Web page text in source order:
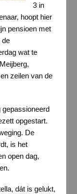
3 in
hoopt hier
pensioen met
de
wat te
zeilen van de
gepassioneerd
opgestart.
De
is het
open dag,
dát is gelukt,